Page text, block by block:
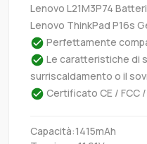
Lenovo L21M3P74
Lenovo ThinkPad P16s
Perfettamente
Le caratteristiche di
surriscaldamento o il
Certificato CE / FCC
Capacità:1415mAh